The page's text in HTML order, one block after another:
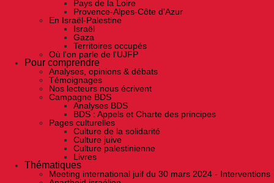
Pays de la Loire
Provence-Alpes-Côte d'Azur
En Israël-Palestine
Israël
Gaza
Territoires occupés
Où l'on parle de l'UJFP
Pour comprendre
Analyses, opinions & débats
Témoignages
Nos lecteurs nous écrivent
Campagne BDS
Analyses BDS
BDS : Appels et Charte des principes
Pages culturelles
Culture de la solidarité
Culture juive
Culture palestinienne
Livres
Thématiques
Meeting international juif du 30 mars 2024 - Interventions